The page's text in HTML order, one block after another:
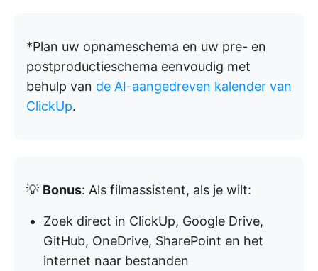
*Plan uw opnameschema en uw pre- en
postproductieschema eenvoudig met
behulp van de AI-aangedreven kalender van
ClickUp.
💡 Bonus: Als filmassistent, als je wilt:
Zoek direct in ClickUp, Google Drive,
GitHub, OneDrive, SharePoint en het
internet naar bestanden